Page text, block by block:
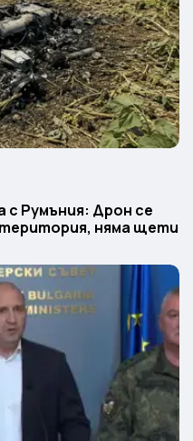
Румъния: Дрон се
територия, няма щети